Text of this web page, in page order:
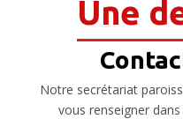
Une
Notre secrétariat
vous renseigner